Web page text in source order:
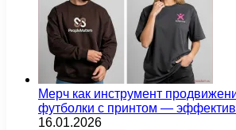
Мерч как инструмент
футболки с принтом —
16.01.2026